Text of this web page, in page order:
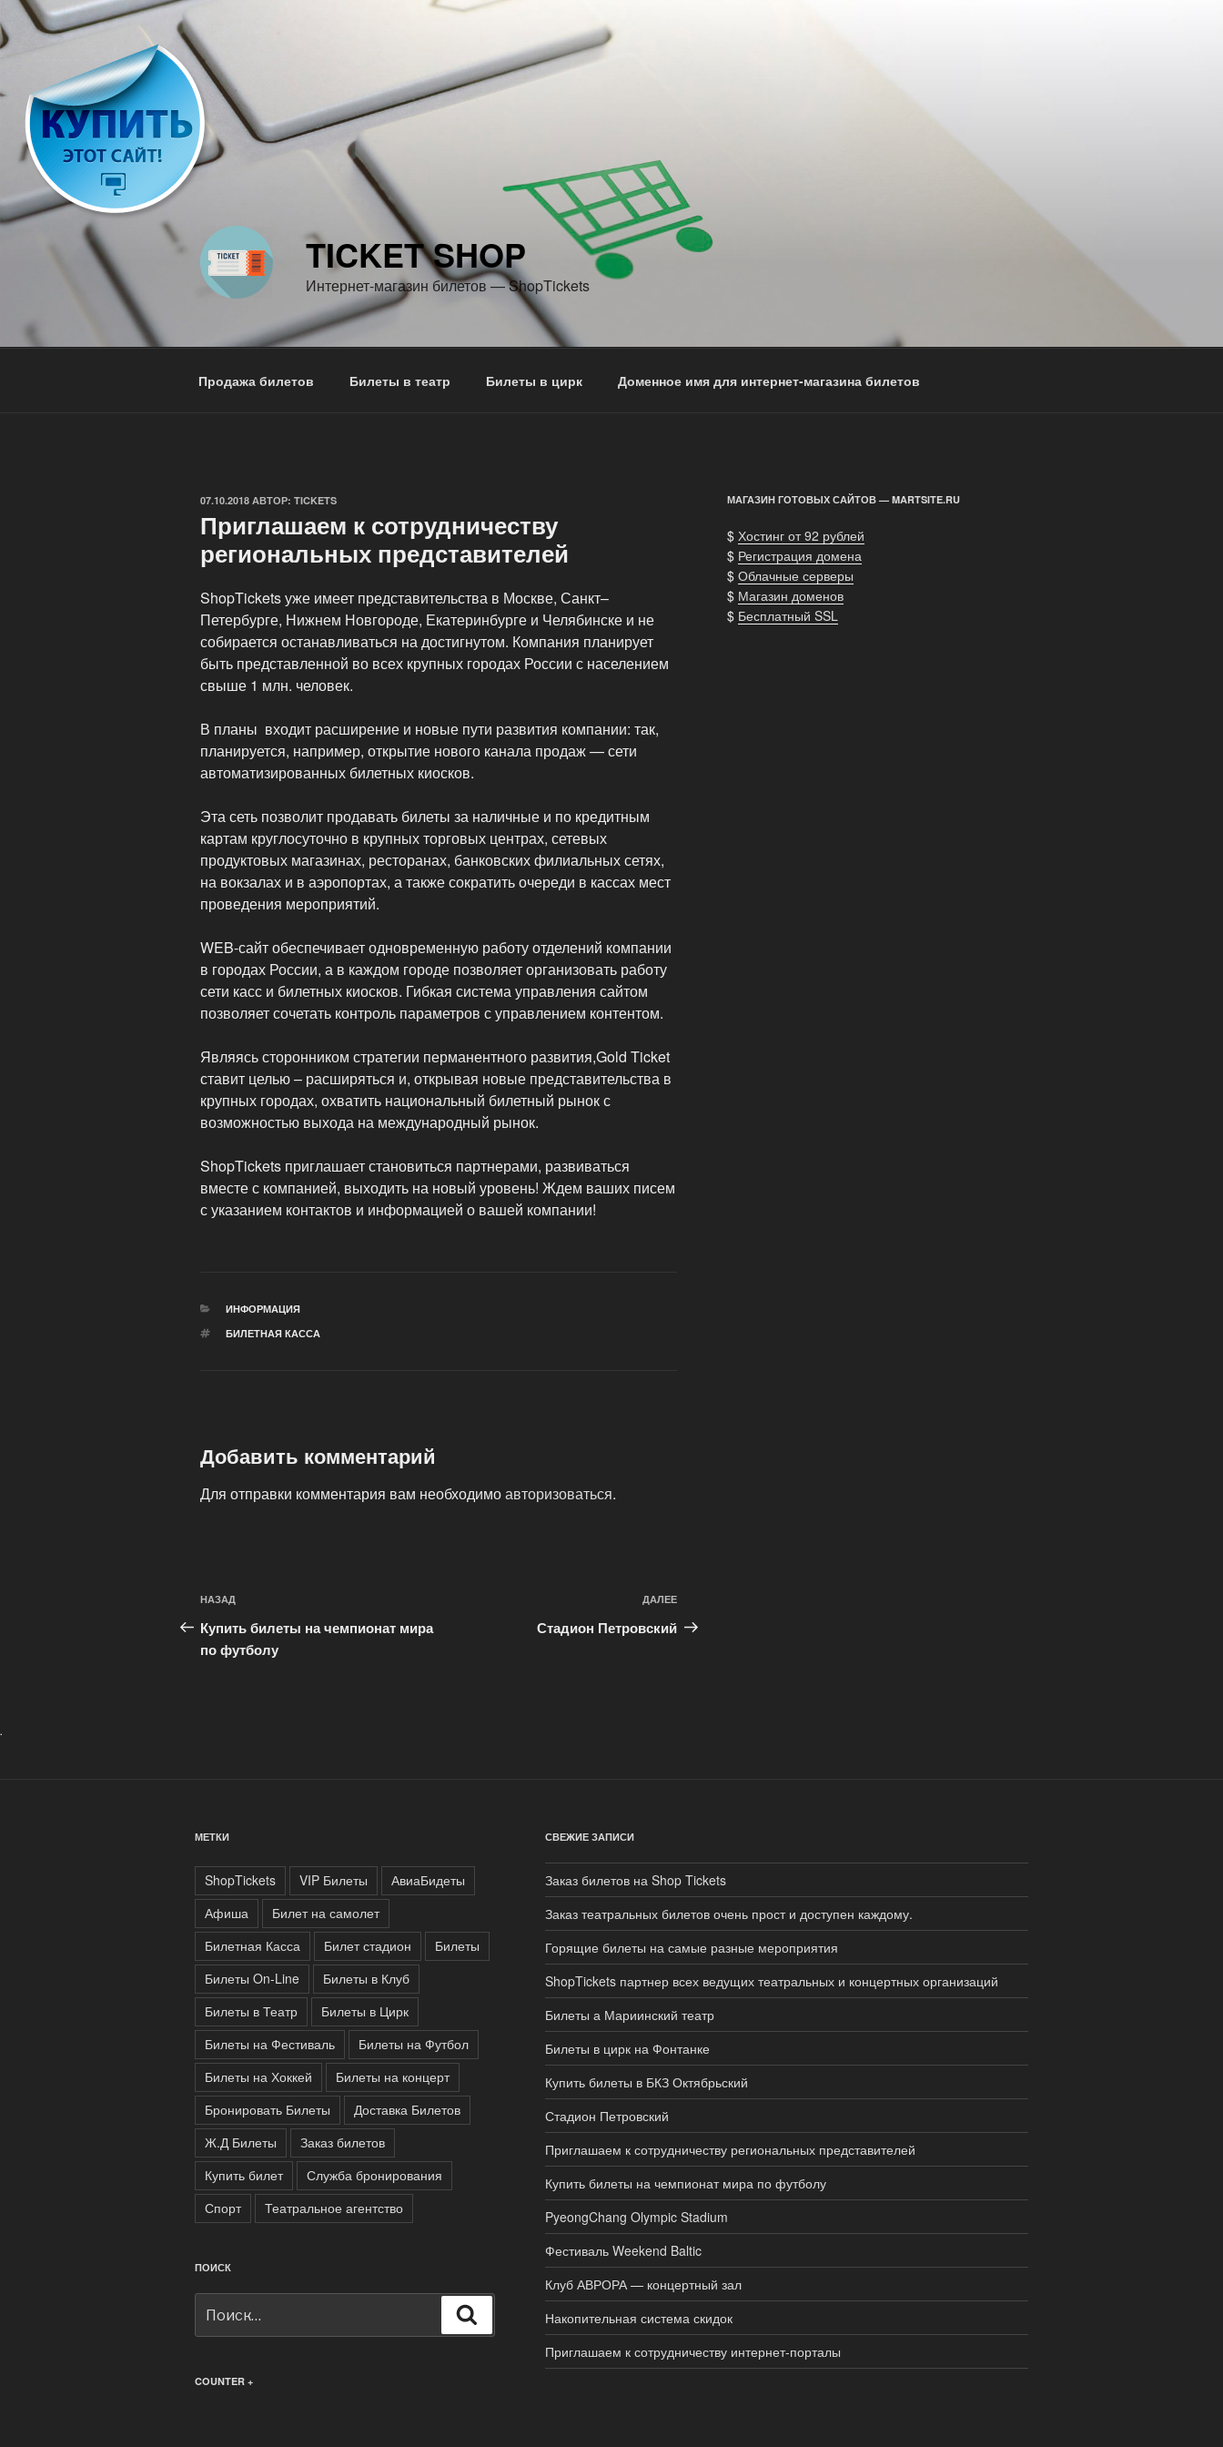
Перейти
к
содержимому
TICKET SHOP
Интернет-магазин билетов — ShopTickets
Продажа билетов Билеты в театр Билеты в цирк Доменное имя для интернет-магазина билетов
ОПУБЛИКОВАНО
07.10.2018 АВТОР: TICKETS
Приглашаем к сотрудничеству
региональных представителей
ShopTickets уже имеет представительства в Москве, Санкт–
Петербурге, Нижнем Новгороде, Екатеринбурге и Челябинске и не
собирается останавливаться на достигнутом. Компания планирует
быть представленной во всех крупных городах России с населением
свыше 1 млн. человек.
В планы входит расширение и новые пути развития компании: так,
планируется, например, открытие нового канала продаж — сети
автоматизированных билетных киосков.
Эта сеть позволит продавать билеты за наличные и по кредитным
картам круглосуточно в крупных торговых центрах, сетевых
продуктовых магазинах, ресторанах, банковских филиальных сетях,
на вокзалах и в аэропортах, а также сократить очереди в кассах мест
проведения мероприятий.
WEB-сайт обеспечивает одновременную работу отделений компании
в городах России, а в каждом городе позволяет организовать работу
сети касс и билетных киосков. Гибкая система управления сайтом
позволяет сочетать контроль параметров с управлением контентом.
Являясь сторонником стратегии перманентного развития,Gold Ticket
ставит целью – расширяться и, открывая новые представительства в
крупных городах, охватить национальный билетный рынок с
возможностью выхода на международный рынок.
ShopTickets приглашает становиться партнерами, развиваться
вместе с компанией, выходить на новый уровень! Ждем ваших писем
с указанием контактов и информацией о вашей компании!
РУБРИКИ
ИНФОРМАЦИЯ
МЕТКИ
БИЛЕТНАЯ КАССА
Добавить комментарий
Для отправки комментария вам необходимоавторизоваться.
Навигация
по
записям
Предыдущая
запись:
НАЗАД
Купить билеты на чемпионат мира
по футболу
запись
ДАЛЕЕ
Стадион Петровский
МАГАЗИН ГОТОВЫХ САЙТОВ — MARTSITE.RU
$ Хостинг от 92 рублей
$ Регистрация домена
$ Облачные серверы
$ Магазин доменов
$ Бесплатный SSL
.
МЕТКИ
ShopTickets VIP Билеты
АвиаБидеты
Афиша
Билет на самолет
Билетная Касса
Билет стадион
Билеты
Билеты On-Line
Билеты в Клуб
Билеты в Театр
Билеты в Цирк
Билеты на Фестиваль
Билеты на Футбол
Билеты на Хоккей
Билеты на концерт
Бронировать Билеты
Доставка Билетов
Ж.Д Билеты
Заказ билетов
Купить билет
Служба бронирования
Спорт
Театральное агентство
ПОИСК
COUNTER +
СВЕЖИЕ ЗАПИСИ
Заказ билетов на Shop Tickets
Заказ театральных билетов очень прост и доступен каждому.
Горящие билеты на самые разные мероприятия
ShopTickets партнер всех ведущих театральных и концертных организаций
Билеты а Мариинский театр
Билеты в цирк на Фонтанке
Купить билеты в БКЗ Октябрьский
Стадион Петровский
Приглашаем к сотрудничеству региональных представителей
Купить билеты на чемпионат мира по футболу
PyeongChang Olympic Stadium
Фестиваль Weekend Baltic
Клуб АВРОРА — концертный зал
Накопительная система скидок
Приглашаем к сотрудничеству интернет-порталы